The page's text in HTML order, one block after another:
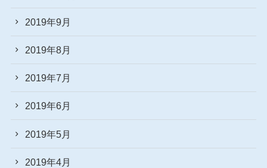
2019年9月
2019年8月
2019年7月
2019年6月
2019年5月
2019年4月